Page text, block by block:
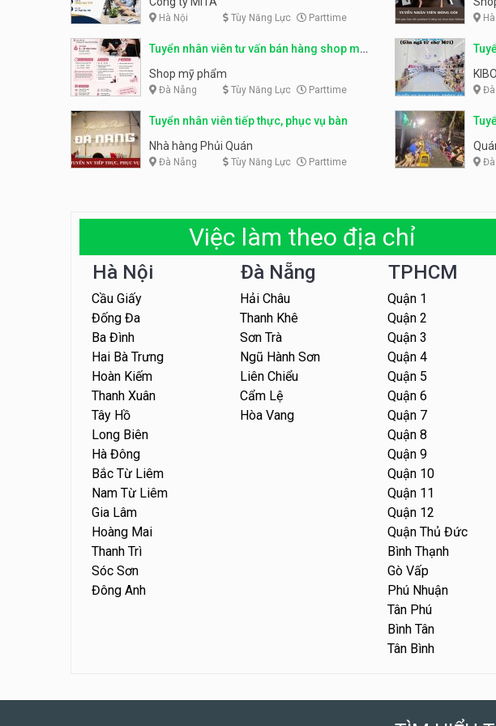
Hà Nội Tùy Năng Lực Parttime
Tuyển nhân viên tư vấn bán hàng shop mỹ
phẩm
Shop mỹ phẩm
Đà Nẵng Tùy Năng Lực Parttime
–
Đà
Tuyển nhân viên tiếp thực, phục vụ bàn
Nhà hàng Phủi Quán
Đà Nẵng Tùy Năng Lực Parttime
dừa
Đà
Việc làm theo địa chỉ
Hà Nội
Cầu Giấy
Đống Đa
Ba Đình
Hai Bà Trưng
Hoàn Kiếm
Thanh Xuân
Tây Hồ
Long Biên
Hà Đông
Bắc Từ Liêm
Nam Từ Liêm
Gia Lâm
Hoàng Mai
Thanh Trì
Sóc Sơn
Đông Anh
Đà Nẵng
Hải Châu
Thanh Khê
Sơn Trà
Ngũ Hành Sơn
Liên Chiểu
Cẩm Lệ
Hòa Vang
TPHCM
Quận 1
Quận 2
Quận 3
Quận 4
Quận 5
Quận 6
Quận 7
Quận 8
Quận 9
Quận 10
Quận 11
Quận 12
Quận Thủ Đức
Bình Thạnh
Gò Vấp
Phú Nhuận
Tân Phú
Bình Tân
Tân Bình